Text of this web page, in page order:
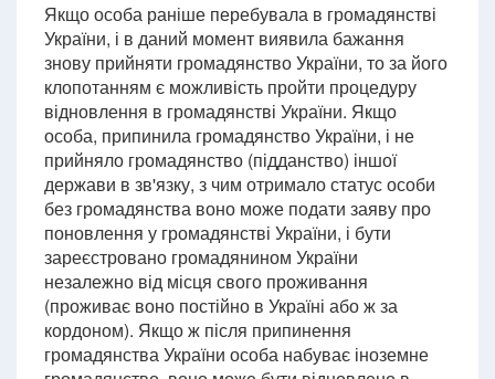
Якщо особа раніше перебувала в громадянстві
України, і в даний момент виявила бажання
знову прийняти громадянство України, то за його
клопотанням є можливість пройти процедуру
відновлення в громадянстві України. Якщо
особа, припинила громадянство України, і не
прийняло громадянство (підданство) іншої
держави в зв'язку, з чим отримало статус особи
без громадянства воно може подати заяву про
поновлення у громадянстві України, і бути
зареєстровано громадянином України
незалежно від місця свого проживання
(проживає воно постійно в Україні або ж за
кордоном). Якщо ж після припинення
громадянства України особа набуває іноземне